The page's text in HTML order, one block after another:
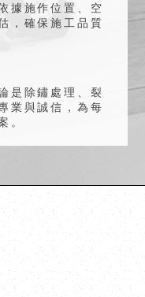
據施作位置、空
，確保施工品質
是除鏽處理、裂
業與誠信，為每
。